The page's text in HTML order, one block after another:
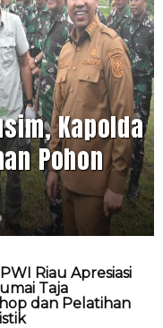
Kapolda
Pohon
Riau Apresiasi
Taja
dan Pelatihan